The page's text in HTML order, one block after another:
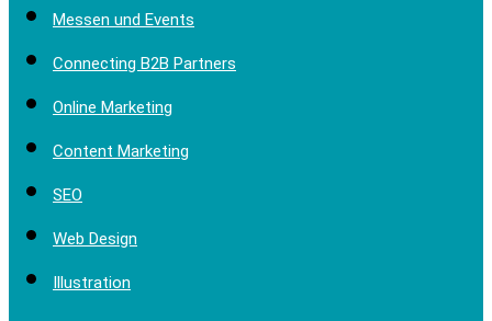
Messen und Events
Connecting B2B Partners
Online Marketing
Content Marketing
SEO
Web Design
Illustration